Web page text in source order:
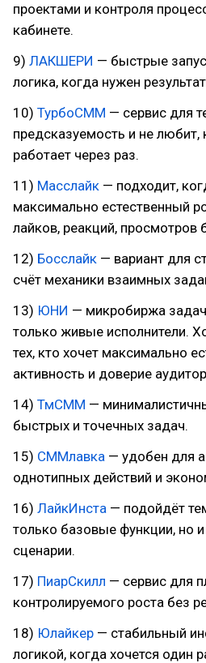
проектами и контроля
кабинете.
9) ЛАКШЕРИ — быстрые
логика, когда нужен
10) ТурбоСММ — сервис для
предсказуемость и не любит,
работает через раз.
11) Масслайк — подходит,
максимально естественный
лайков, реакций, просмотров
12) Босслайк — вариант для
счёт механики взаимных
13) ЮНИ — микробиржа
только живые исполнители.
тех, кто хочет максимально
активность и доверие
14) ТмСММ —
быстрых и точечных задач.
15) СММлавка — удобен для
однотипных действий и
16) ЛайкИнста — подойдёт
только базовые функции, но
сценарии.
17) ПиарСкилл — сервис для
контролируемого роста без
18) Юлайкер — стабильный
логикой, когда хочется один